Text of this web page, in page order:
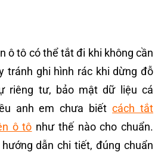
ô tô có thể tắt đi khi không cần
tránh ghi hình rác khi dừng đỗ
riêng tư, bảo mật dữ liệu cá
anh em chưa biếtcách tắt
ô tô như thế nào cho chuẩn.
dẫn chi tiết, đúng chuẩn